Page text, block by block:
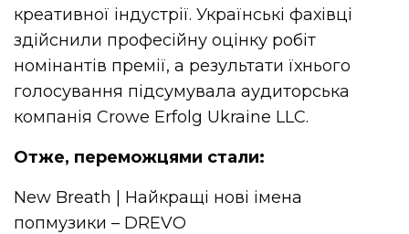
креативної індустрії. Українські фахівці
здійснили професійну оцінку робіт
номінантів премії, а результати їхнього
голосування підсумувала аудиторська
компанія Crowe Erfolg Ukraine LLC.
Отже, переможцями стали:
New Breath | Найкращі нові імена
попмузики – DREVO